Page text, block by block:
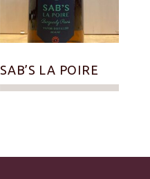
SAB’S LA POIRE